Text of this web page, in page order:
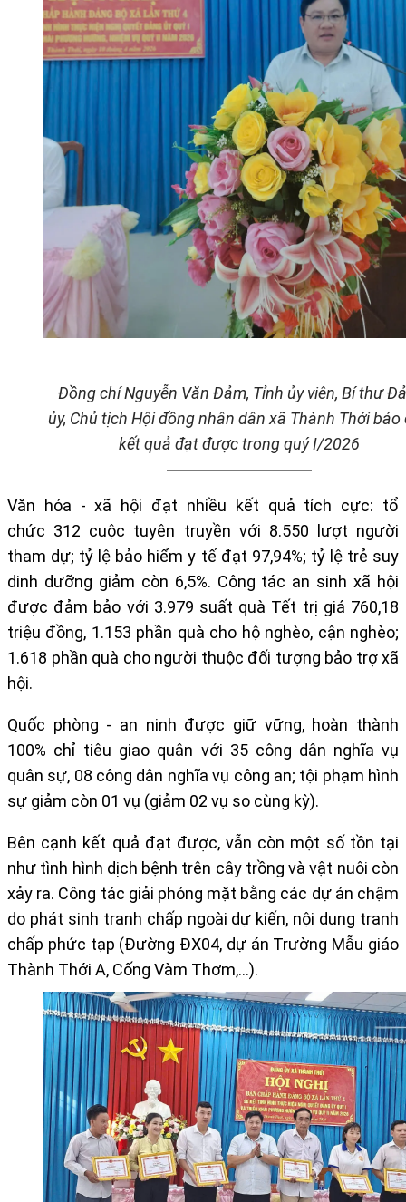
Đồng chí Nguyễn Văn Đảm, Tỉnh ủy viên, Bí thư
ủy, Chủ tịch Hội đồng nhân dân xã Thành Thới báo
kết quả đạt được trong quý I/2026
Văn hóa - xã hội đạt nhiều kết quả tích cực: tổ
chức 312 cuộc tuyên truyền với 8.550 lượt người
tham dự; tỷ lệ bảo hiểm y tế đạt 97,94%; tỷ lệ trẻ suy
dinh dưỡng giảm còn 6,5%. Công tác an sinh xã hội
được đảm bảo với 3.979 suất quà Tết trị giá 760,18
triệu đồng, 1.153 phần quà cho hộ nghèo, cận nghèo;
1.618 phần quà cho người thuộc đối tượng bảo trợ xã
hội.
Quốc phòng - an ninh được giữ vững, hoàn thành
100% chỉ tiêu giao quân với 35 công dân nghĩa vụ
quân sự, 08 công dân nghĩa vụ công an; tội phạm hình
sự giảm còn 01 vụ (giảm 02 vụ so cùng kỳ).
Bên cạnh kết quả đạt được, vẫn còn một số tồn tại
như tình hình dịch bệnh trên cây trồng và vật nuôi còn
xảy ra. Công tác giải phóng mặt bằng các dự án chậm
do phát sinh tranh chấp ngoài dự kiến, nội dung tranh
chấp phức tạp (Đường ĐX04, dự án Trường Mẫu giáo
Thành Thới A, Cống Vàm Thơm,…).